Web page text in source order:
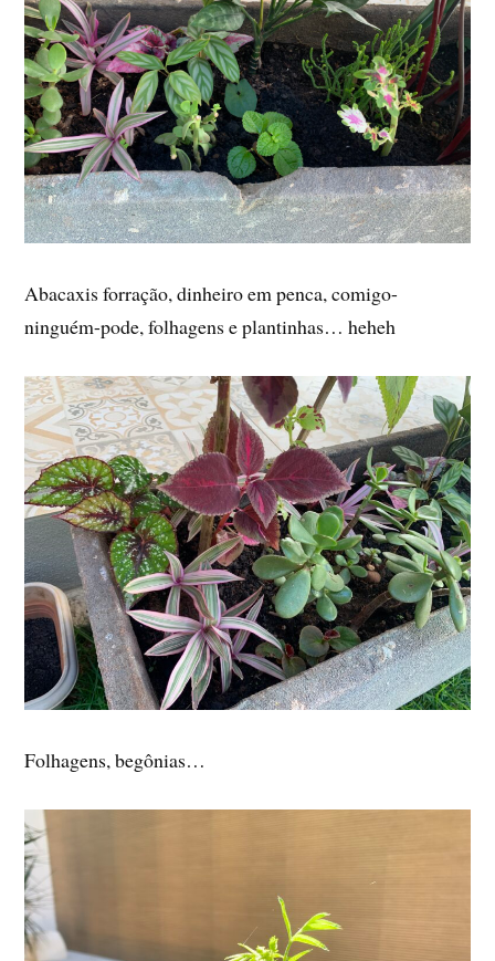
Abacaxis forração, dinheiro em penca, comigo-
ninguém-pode, folhagens e plantinhas… heheh
Folhagens, begônias…